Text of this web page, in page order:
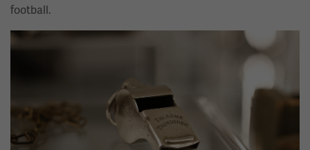
football.
Image(s)